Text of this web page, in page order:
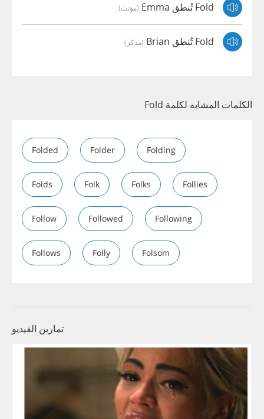
Fold تُنطق Emma (مؤنث)
Fold تُنطق Brian (مذكر)
الكلمات المشابه لكلمة Fold
Folded Folder Folding
Folds Folk Folks Follies
Follow Followed Following
Follows Folly Folsom
تمارين الفيديو